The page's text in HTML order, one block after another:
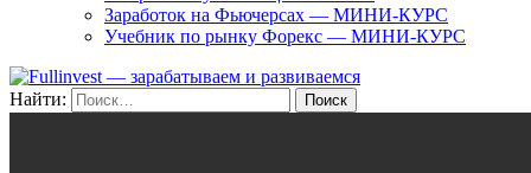
Заработок на Фьючерсах — МИНИ-КУРС
Учебник по рынку Форекс — МИНИ-КУРС
Найти: